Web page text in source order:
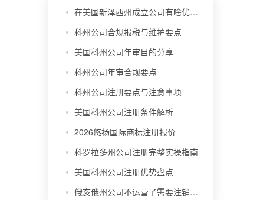
在美国新泽西州成立公司有啥优势？
科州公司合规报税与维护要点
美国科州公司年审目的分享
科州公司年审合规要点
科州公司注册要点与注意事项
美国科州公司注册条件解析
2026悠扬国际商标注册报价
科罗拉多州公司注册完整实操指南
美国科州公司注册优势盘点
俄亥俄州公司不运营了需要注销吗？